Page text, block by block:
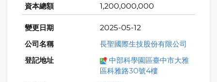
1,200,000,000
2025-05-12
長聖國際生技股份有限公司
中部科學園區臺中市大雅
區科雅路30號4樓